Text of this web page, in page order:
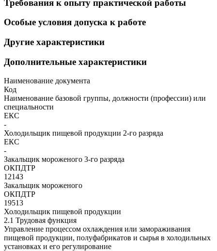
Требования к опыту практической работы
Особые условия допуска к работе
Другие характеристики
Дополнительные характеристики
Наименование документа
Код
Наименование базовой группы, должности (профессии) или
специальности
ЕКС
-
Холодильщик пищевой продукции 2-го разряда
ЕКС
-
Закальщик мороженого 3-го разряда
ОКПДТР
12143
Закальщик мороженого
ОКПДТР
19513
Холодильщик пищевой продукции
2.1 Трудовая функция
Управление процессом охлаждения или замораживания
пищевой продукции, полуфабрикатов и сырья в холодильных
установках и его регулирование